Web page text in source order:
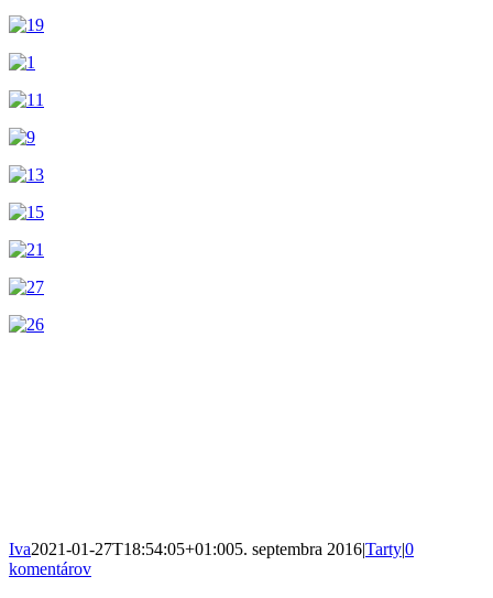
Iva2021-01-27T18:54:05+01:005. septembra 2016Tarty0
komentárov